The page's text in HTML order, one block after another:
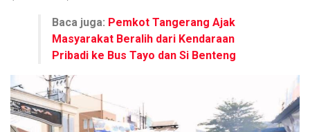
Baca juga: Pemkot Tangerang Ajak
Masyarakat Beralih dari Kendaraan
Pribadi ke Bus Tayo dan Si Benteng